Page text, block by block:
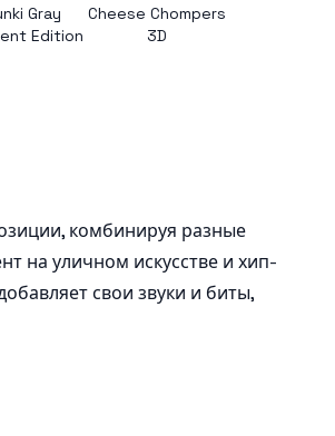
Gray
Edition
Cheese Chompers
3D
комбинируя разные
на уличном искусстве и хип-
свои звуки и биты,